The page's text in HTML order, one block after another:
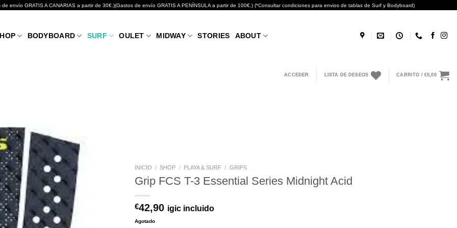
envío GRATIS A CANARIAS a partir de 30€.)(Gastos de envío GRATIS A PENÍNSULA a partir de 100€.) (*Consultar condiciones para envios de tablas de Surf y Bodyboard)
BODYBOARD SURF OULET MIDWAY STORIES ABOUT
ACCEDER LISTA DE DESEOS CARRITO / €0,00
Añadir
INICIO / SHOP / PLAYA & SURF / GRIPS
Grip FCS T-3 Essential Series Midnight Acid
€42,90 igic incluido
Agotado